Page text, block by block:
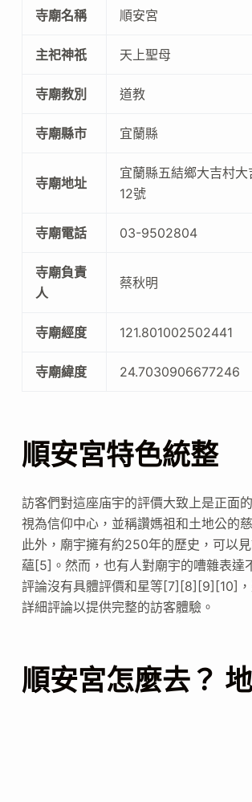
寺廟名稱 順安宮
主祀神祇 天上聖母
寺廟教別 道教
寺廟縣市 宜蘭縣
寺廟地址
宜蘭縣五結鄉大吉村大
12號
寺廟電話 03-9502804
寺廟負責
人
蔡秋明
寺廟經度 121.801002502441
寺廟緯度 24.7030906677246
順安宮特色統整
訪客們對這座庙宇的評價大致上是正面
視為信仰中心，並稱讚媽祖和土地公的
此外，廟宇擁有約250年的歷史，可以
蘊[5]。然而，也有人對廟宇的嘈雜表達
評論沒有具體評價和星等[7][8][9][10]
詳細評論以提供完整的訪客體驗。
順安宮怎麼去？